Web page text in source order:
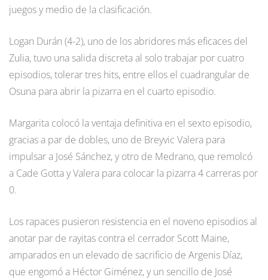
juegos y medio de la clasificación.
Logan Durán (4-2), uno de los abridores más eficaces del
Zulia, tuvo una salida discreta al solo trabajar por cuatro
episodios, tolerar tres hits, entre ellos el cuadrangular de
Osuna para abrir la pizarra en el cuarto episodio.
Margarita colocó la ventaja definitiva en el sexto episodio,
gracias a par de dobles, uno de Breyvic Valera para
impulsar a José Sánchez, y otro de Medrano, que remolcó
a Cade Gotta y Valera para colocar la pizarra 4 carreras por
0.
Los rapaces pusieron resistencia en el noveno episodios al
anotar par de rayitas contra el cerrador Scott Maine,
amparados en un elevado de sacrificio de Argenis Díaz,
que engomó a Héctor Giménez, y un sencillo de José